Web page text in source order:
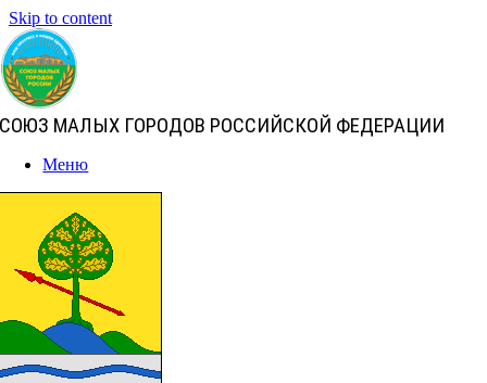
Skip to content
СОЮЗ МАЛЫХ ГОРОДОВ РОССИЙСКОЙ ФЕДЕРАЦИИ
Меню